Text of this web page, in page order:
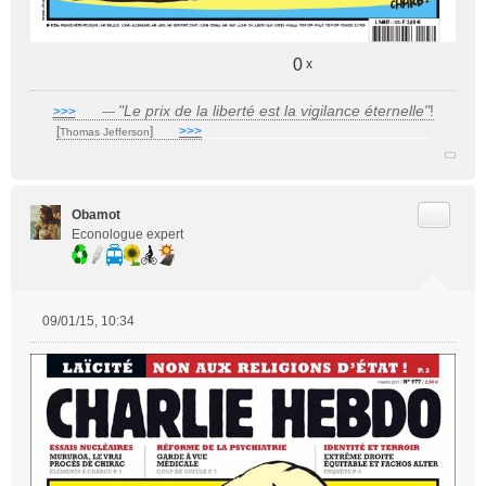
0 x
>>>___ — "Le prix de la liberté est la vigilance éternelle"!
[Thomas Jefferson] >>>
Obamot
Econologue expert
e
s
a
g
e
n
09/01/15, 10:34